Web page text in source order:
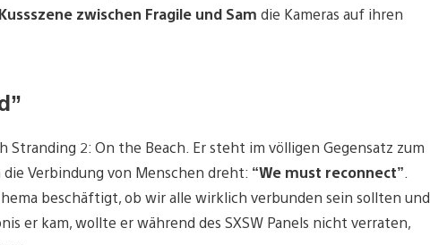
Kussszene zwischen Fragile und Sam die Kameras auf ihren
Stranding 2: On the Beach. Er steht im völligen Gegensatz zum
Verbindung von Menschen dreht: “We must reconnect”
beschäftigt, ob wir alle wirklich verbunden sein sollten und
er kam, wollte er während des SXSW Panels nicht verraten,